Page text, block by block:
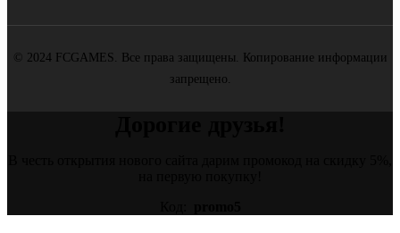
© 2024 FCGAMES. Все права защищены. Копирование информации
запрещено.